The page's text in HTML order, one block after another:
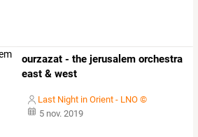
ourzazat - the jerusalem orchestra
east & west
Last Night in Orient - LNO ©
5 nov. 2019